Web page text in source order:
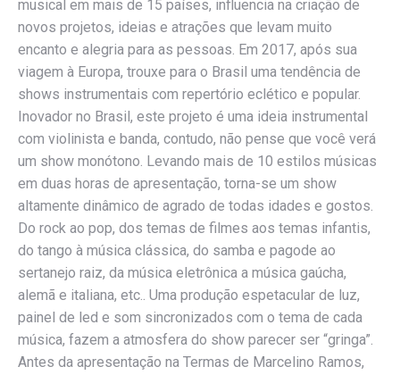
musical em mais de 15 países, influencia na criação de
novos projetos, ideias e atrações que levam muito
encanto e alegria para as pessoas. Em 2017, após sua
viagem à Europa, trouxe para o Brasil uma tendência de
shows instrumentais com repertório eclético e popular.
Inovador no Brasil, este projeto é uma ideia instrumental
com violinista e banda, contudo, não pense que você verá
um show monótono. Levando mais de 10 estilos músicas
em duas horas de apresentação, torna-se um show
altamente dinâmico de agrado de todas idades e gostos.
Do rock ao pop, dos temas de filmes aos temas infantis,
do tango à música clássica, do samba e pagode ao
sertanejo raiz, da música eletrônica a música gaúcha,
alemã e italiana, etc.. Uma produção espetacular de luz,
painel de led e som sincronizados com o tema de cada
música, fazem a atmosfera do show parecer ser “gringa”.
Antes da apresentação na Termas de Marcelino Ramos,